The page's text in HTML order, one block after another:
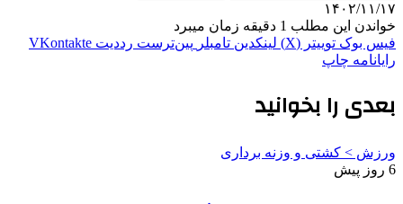
۱۴۰۲/۱۱/۱۷
خواندن این مطلب 1 دقیقه زمان میبرد
فیس بوک توییتر (X) لینکدین ‫تامبلر ‫پین‌ترست ‫رددیت ‫VKontakte
رایانامه چاپ
بعدی را بخوانید
ورزش > کشتی و وزنه برداری
6 روز پیش